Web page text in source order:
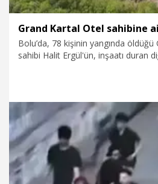
Bolu’da, 78 kişinin yangında öldüğü
sahibi Halit Ergül'ün, inşaatı duran
28.07.2026 Gündem